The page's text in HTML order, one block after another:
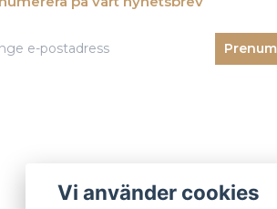
Vi använder cookies